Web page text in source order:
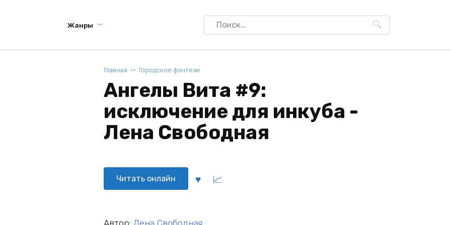
Жанры
Search
for:
Главная Городское фэнтези
Ангелы Вита #9:
исключение для инкуба -
Лена Свободная
Читать онлайн
Автор: Лена Свободная